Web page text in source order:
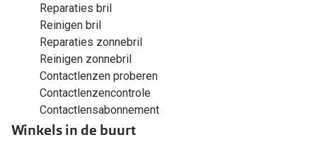
Reparaties bril
Reinigen bril
Reparaties zonnebril
Reinigen zonnebril
Contactlenzen proberen
Contactlenzencontrole
Contactlensabonnement
Winkels in de buurt